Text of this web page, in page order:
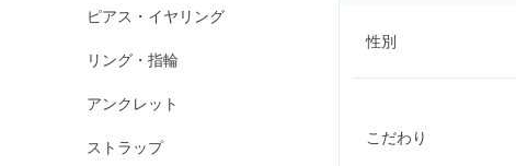
ピアス・イヤリング
リング・指輪
アンクレット
ストラップ
性別
こだわり